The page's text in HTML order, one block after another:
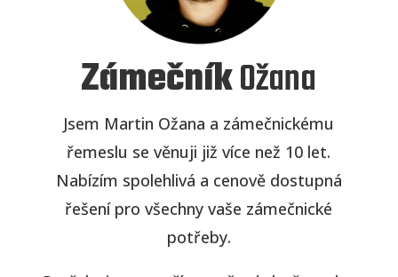
ZámečníkOžana
Jsem Martin Ožana a zámečnickému
řemeslu se věnuji již více než 10 let.
Nabízím spolehlivá a cenově dostupná
řešení pro všechny vaše zámečnické
potřeby.